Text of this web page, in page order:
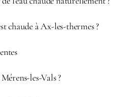
chaude à Ax-les-thermes ?
les-Vals ?